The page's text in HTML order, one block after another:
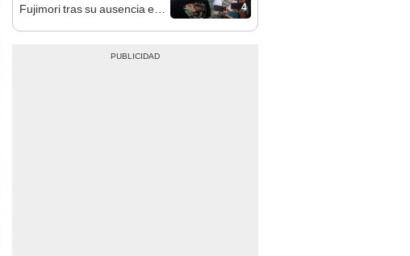
4
Fujimori tras su ausencia en